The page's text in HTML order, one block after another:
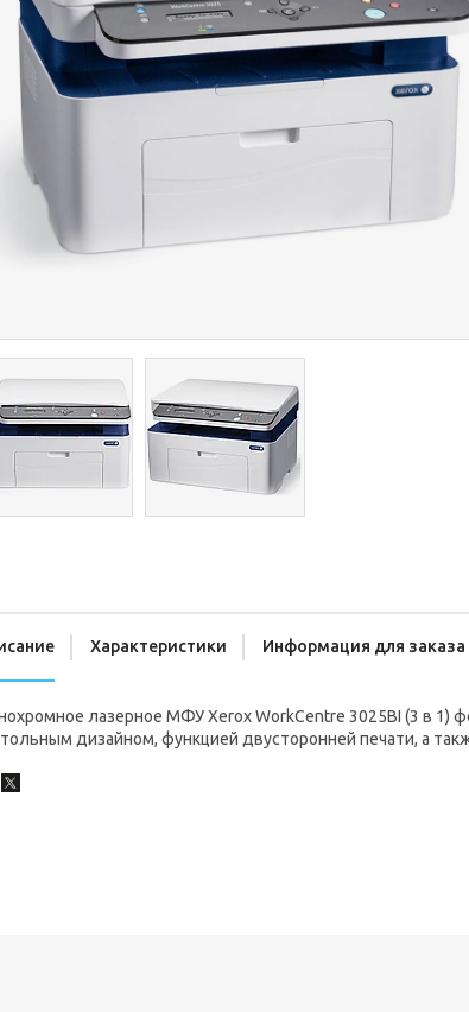
Характеристики Информация для заказа
лазерное МФУ Xerox WorkCentre 3025BI (3 в 1)
дизайном, функцией двусторонней печати, а